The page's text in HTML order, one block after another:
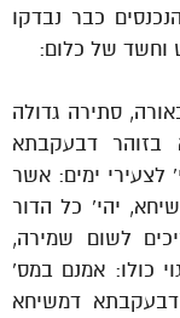
כבר נבדקו
וחשד של כלום:
סתירה גדולה
דבעקבתא
לצעירי ימים: אשר
יהי’ כל הדור
לשום שמירה,
כולו: אמנם במס’
דבעקבתא דמשיחא